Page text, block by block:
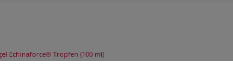
Echinaforce® Tropfen (100 ml)